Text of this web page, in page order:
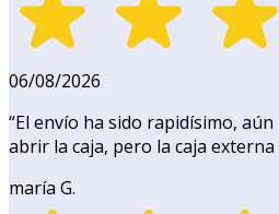
06/08/2026
“El envío ha sido rapidísimo,
abrir la caja, pero la caja
maría G.